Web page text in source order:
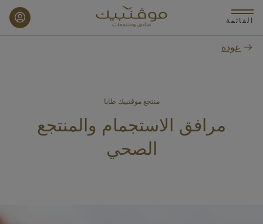
القائمة
عودة
منتجع موڤنبيك طابا
مرافق الاستجمام والمنتجع
الصحي